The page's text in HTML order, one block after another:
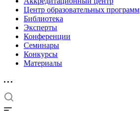
Центр образовательных программ
Библиотека
Эксперты
Конференции
Семинары
Конкурсы
Материалы